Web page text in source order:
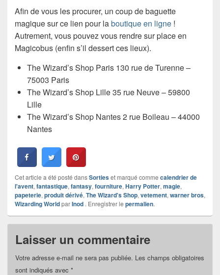
Afin de vous les procurer, un coup de baguette
magique sur ce lien pour laboutique en ligne !
Autrement, vous pouvez vous rendre sur place en
Magicobus (enfin s’il dessert ces lieux).
The Wizard’s Shop Paris 130 rue de Turenne –
75003 Paris
The Wizard’s Shop Lille 35 rue Neuve – 59800
Lille
The Wizard’s Shop Nantes 2 rue Boileau – 44000
Nantes
Cet article a été posté dansSortieset marqué comme calendrier de
l'avent, fantastique, fantasy, fourniture, Harry Potter, magie,
papeterie, produit dérivé, The Wizard's Shop, vetement, warner bros,
Wizarding WorldparInod . Enregistrer le permalien.
Laisser un commentaire
Votre adresse e-mail ne sera pas publiée. Les champs obligatoires
sont indiqués avec *